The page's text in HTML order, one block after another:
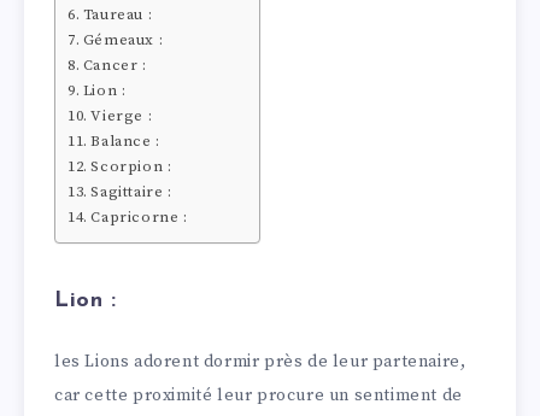
Taureau :
Gémeaux :
Cancer :
Lion :
Vierge :
Balance :
Scorpion :
Sagittaire :
Capricorne :
Lion :
les Lions adorent dormir près de leur partenaire,
car cette proximité leur procure un sentiment de